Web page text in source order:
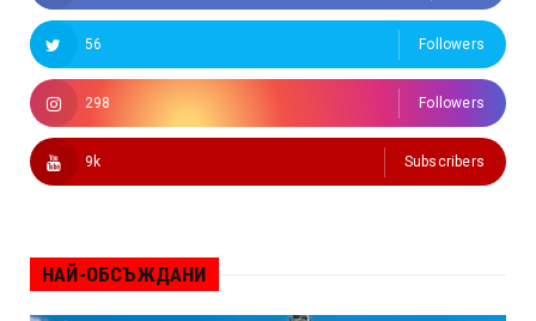
56 Followers
298 Followers
9k Subscribers
НАЙ-ОБСЪЖДАНИ